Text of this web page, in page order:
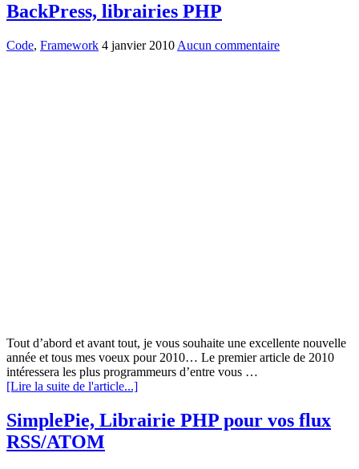
BackPress, librairies PHP
Code, Framework 4 janvier 2010 Aucun commentaire
Tout d’abord et avant tout, je vous souhaite une excellente nouvelle
année et tous mes voeux pour 2010… Le premier article de 2010
intéressera les plus programmeurs d’entre vous …
[Lire la suite de l'article...]
SimplePie, Librairie PHP pour vos flux
RSS/ATOM